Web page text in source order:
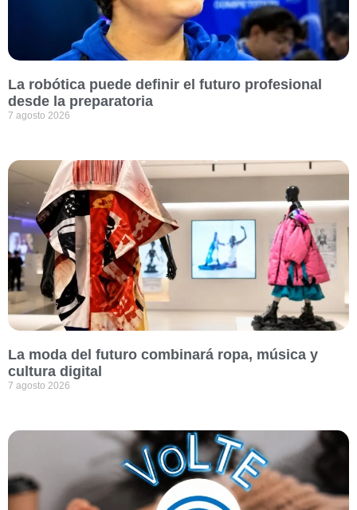
La robótica puede definir el futuro profesional
desde la preparatoria
7 agosto 2026
La moda del futuro combinará ropa, música y
cultura digital
7 agosto 2026